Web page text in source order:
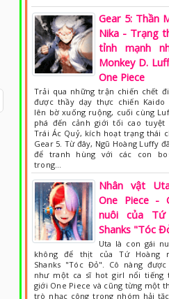
Gear 5: Thần
Nika - Trạng
tỉnh mạnh
Monkey D.
One Piece
Trải qua những trận chiến chết
được thầy dạy thực chiến Kaido
lên bờ xuống ruộng, cuối cùng
phá đến cảnh giới tối cao tuyệt
Trái Ác Quỷ, kích hoạt trạng thái
Gear 5. Từ đây, Ngũ Hoàng Luffy
để tranh hùng với các con
trong…
Nhân vật
One Piece -
nuôi của Tứ
Shanks "Tóc
Uta là con gái
không để thịt của Tứ Hoàng
Shanks "Tóc Đỏ". Cô nàng
như một ca sĩ hot girl nổi tiếng
giới One Piece và cũng từng một
trò nhạc công trong nhóm hải